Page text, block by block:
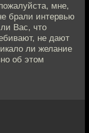
мне,
брали интервью
Вас, что
не дают
ли желание
об этом